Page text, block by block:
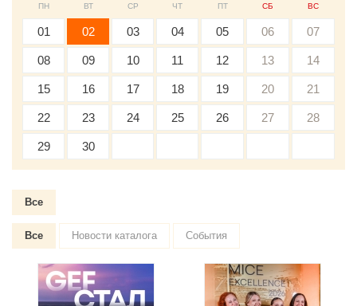
ПН ВТ СР ЧТ ПТ СБ ВС
01 02 03 04 05 06 07
08 09 10 11 12 13 14
15 16 17 18 19 20 21
22 23 24 25 26 27 28
29 30
Все
Все Новости каталога События